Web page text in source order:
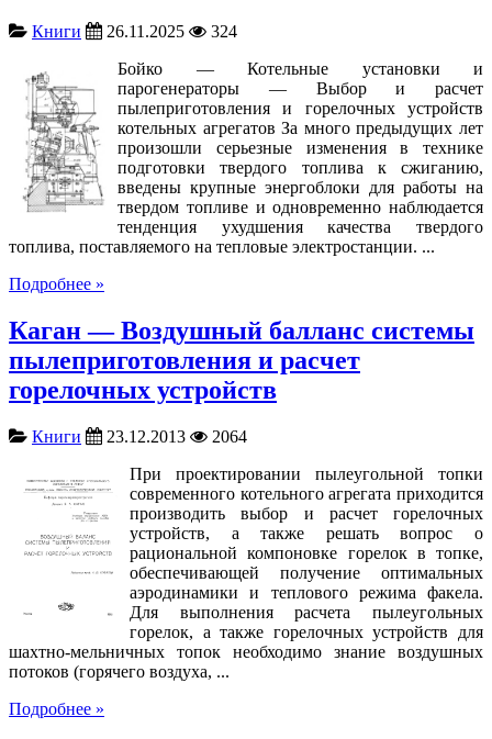
Книги 26.11.2025
324
Бойко — Котельные установки и
парогенераторы — Выбор и расчет
пылеприготовления и горелочных устройств
котельных агрегатов За много предыдущих лет
произошли серьезные изменения в технике
подготовки твердого топлива к сжиганию,
введены крупные энергоблоки для работы на
твердом топливе и одновременно наблюдается
тенденция ухудшения качества твердого
топлива, поставляемого на тепловые электростанции. ...
Подробнее »
Каган — Воздушный балланс системы
пылеприготовления и расчет
горелочных устройств
Книги 23.12.2013
2064
При проектировании пылеугольной топки
современного котельного агрегата приходится
производить выбор и расчет горелочных
устройств, а также решать вопрос о
рациональной компоновке горелок в топке,
обеспечивающей получение оптимальных
аэродинамики и теплового режима факела.
Для выполнения расчета пылеугольных
горелок, а также горелочных устройств для
шахтно-мельничных топок необходимо знание воздушных
потоков (горячего воздуха, ...
Подробнее »